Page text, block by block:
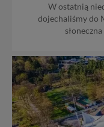
W ostatnią
dojechaliśmy do